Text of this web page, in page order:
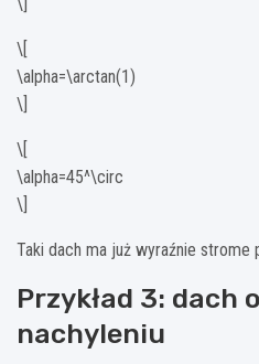
\[
\alpha=\arctan(1)
\]
\[
\alpha=45^\circ
\]
Taki dach ma już wyraźnie strome
Przykład 3: dach
nachyleniu